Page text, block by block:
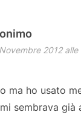
2012 alle
ma ho usato
sembrava già